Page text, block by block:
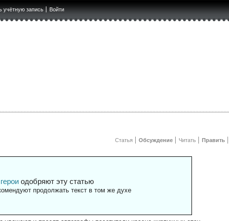
учётную запись Войти
Статья Обсуждение Читать Править
одобряют эту статью
продолжать текст в том же духе